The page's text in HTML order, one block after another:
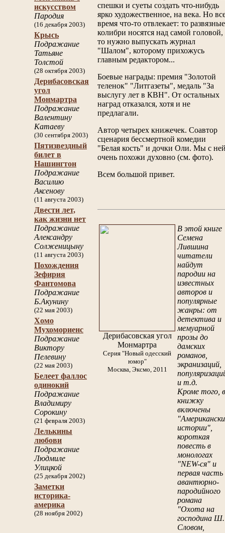
искусством
Пародия
(16 декабря 2003)
Крысь
Подражание
Татьяне
Толстой
(28 октября 2003)
Дерибасовская
угол
Монмартра
Подражание
Валентину
Катаеву
(30 сентября 2003)
Пятизвездный
билет в
Нашингтон
Подражание
Василию
Аксенову
(11 августа 2003)
Двести лет,
как жизни нет
Подражание
Александру
Солженицыну
(11 августа 2003)
Похождения
Зефирия
Фантомова
Подражание
Б.Акунину
(22 мая 2003)
Хомо
Мухомориенс
Подражание
Виктору
Пелевину
(22 мая 2003)
Белеет фаллос
одинокий
Подражание
Владимиру
Сорокину
(21 февраля 2003)
Лелькины
любови
Подражание
Людмиле
Улицкой
(25 декабря 2002)
Заметки
историка-
америка
(28 ноября 2002)
спешки и суеты создать что-нибудь
ярко художественное, на века. Но
время что-то отвлекает: то развязные
колибри носятся над самой головой,
то нужно выпускать журнал
"Шалом", которому прихожусь
главным редактором...
Боевые награды: премия "Золотой
теленок" "Литгазеты", медаль "За
выслугу лет в КВН". От остальных
наград отказался, хотя и не
предлагали.
Автор четырех книжечек. Соавтор
сценария бессмертной комедии
"Белая кость" и дочки Оли. Мы с
очень похожи духовно (см. фото).
Всем большой привет.
Дерибасовская угол
Монмартра
Серия "Новый одесский
юмор"
Москва, Эксмо, 2011
В этой книге
Семена
Лившина
читатели
найдут
пародии на
известных
авторов и
популярные
жанры: от
детектива и
мемуарной
прозы до
дамских
романов,
экранизаций,
и т.д.
Кроме того, в
книжку
включены
истории",
короткая
повесть в
монологах
"NEW-ся" и
первая часть
авантюрно-
пародийного
романа
"Охота на
господина
Словом,